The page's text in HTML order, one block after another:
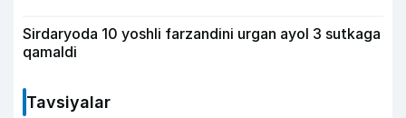
Sirdaryoda 10 yoshli farzandini urgan ayol 3 sutkaga
qamaldi
Tavsiyalar